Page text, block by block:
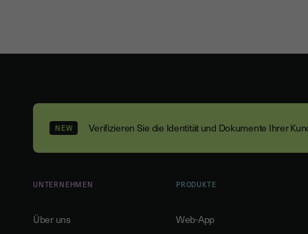
NEW Verifizieren Sie die Identität und Dokumente Ihrer
UNTERNEHMEN
Über uns
PRODUKTE
Web-App